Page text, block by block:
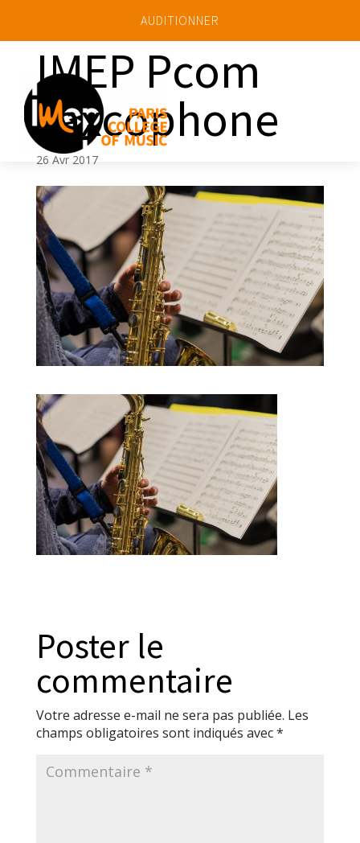
AUDITIONNER
IMEP Pcom
saxcophone
26 Avr 2017
Poster le
commentaire
Votre adresse e-mail ne sera pas publiée. Les
champs obligatoires sont indiqués avec*